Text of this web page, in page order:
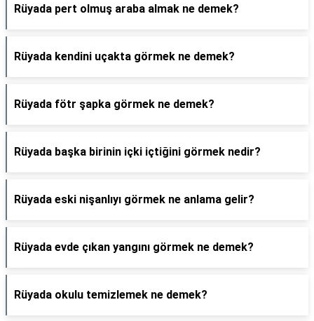
Rüyada pert olmuş araba almak ne demek?
Rüyada kendini uçakta görmek ne demek?
Rüyada fötr şapka görmek ne demek?
Rüyada başka birinin içki içtiğini görmek nedir?
Rüyada eski nişanlıyı görmek ne anlama gelir?
Rüyada evde çıkan yangını görmek ne demek?
Rüyada okulu temizlemek ne demek?